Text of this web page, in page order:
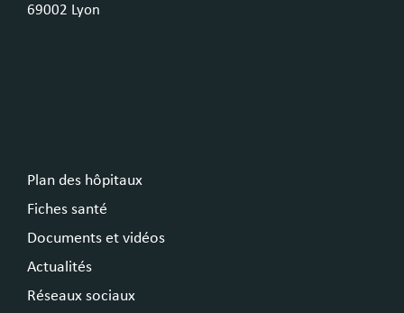
69002 Lyon
Plan des hôpitaux
Fiches santé
Documents et vidéos
Actualités
Réseaux sociaux